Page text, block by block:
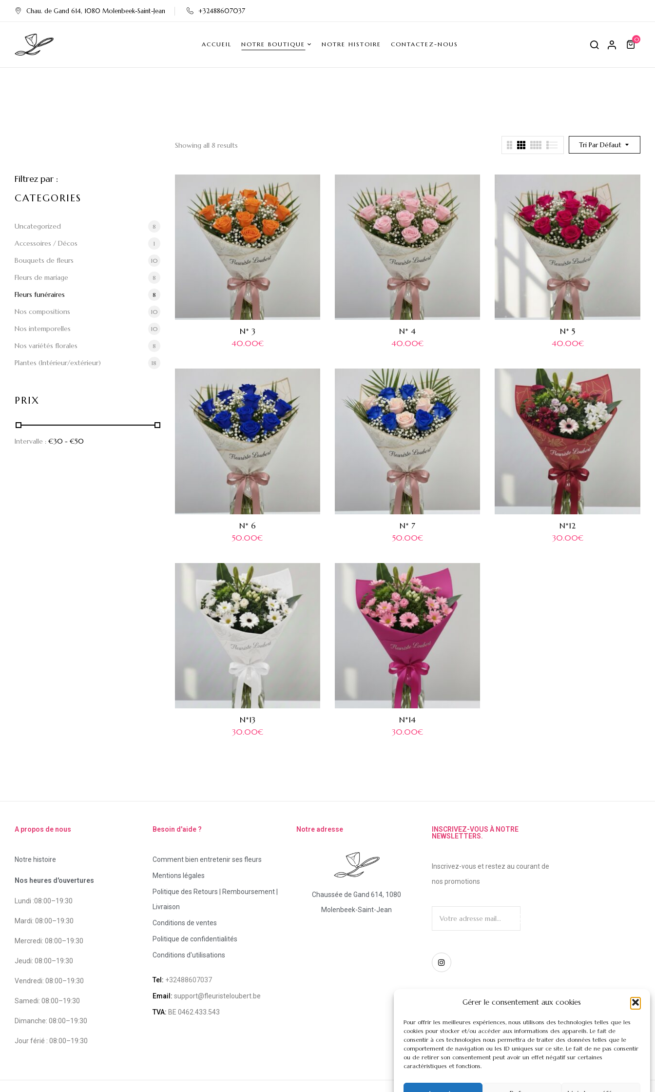
Gérer le consentement aux cookies
Pour offrir les meilleures expériences, nous utilisons des technologies telles que les
cookies pour stocker et/ou accéder aux informations des appareils. Le fait de
consentir à ces technologies nous permettra de traiter des données telles que le
comportement de navigation ou les ID uniques sur ce site. Le fait de ne pas consentir
ou de retirer son consentement peut avoir un effet négatif sur certaines
caractéristiques et fonctions.
Chau. de Gand 614, 1080 Molenbeek-Saint-Jean +32488607037
ACCUEIL NOTRE BOUTIQUE NOTRE HISTOIRE CONTACTEZ-NOUS
0
Filtrez par :
CATEGORIES
Uncategorized 8
Accessoires / Décos 1
Bouquets de fleurs 10
Fleurs de mariage 8
Fleurs funéraires 8
Nos compositions 10
Nos intemporelles 10
Nos variétés florales 8
Plantes (Intérieur/extérieur) 18
PRIX
Intervalle : €30 - €50
Tri Par Défaut
Showing all 8 results
N* 3
40.00€
N* 4
40.00€
N* 5
40.00€
N* 6
50.00€
N* 7
50.00€
N*12
30.00€
N*13
30.00€
N*14
30.00€
A propos de nous
Notre histoire
Nos heures d'ouvertures
Lundi :08:00–19:30
Mardi: 08:00–19:30
Mercredi: 08:00–19:30
Jeudi: 08:00–19:30
Vendredi: 08:00–19:30
Samedi: 08:00–19:30
Dimanche: 08:00–19:30
Jour férié : 08:00–19:30
Besoin d'aide ?
Comment bien entretenir ses fleurs
Mentions légales
Politique des Retours | Remboursement |
Livraison
Conditions de ventes
Politique de confidentialités
Conditions d'utilisations
Tel: +32488607037
Email: support@fleuristeloubert.be
TVA: BE 0462.433.543
Notre adresse
Chaussée de Gand 614, 1080
Molenbeek-Saint-Jean
INSCRIVEZ-VOUS À NOTRE
NEWSLETTERS.
Inscrivez-vous et restez au courant de
nos promotions